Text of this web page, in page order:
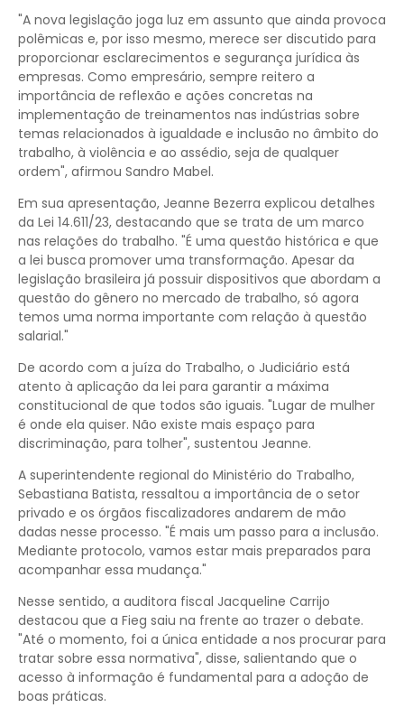
"A nova legislação joga luz em assunto que ainda provoca
polêmicas e, por isso mesmo, merece ser discutido para
proporcionar esclarecimentos e segurança jurídica às
empresas. Como empresário, sempre reitero a
importância de reflexão e ações concretas na
implementação de treinamentos nas indústrias sobre
temas relacionados à igualdade e inclusão no âmbito do
trabalho, à violência e ao assédio, seja de qualquer
ordem", afirmou Sandro Mabel.
Em sua apresentação, Jeanne Bezerra explicou detalhes
da Lei 14.611/23, destacando que se trata de um marco
nas relações do trabalho. "É uma questão histórica e que
a lei busca promover uma transformação. Apesar da
legislação brasileira já possuir dispositivos que abordam a
questão do gênero no mercado de trabalho, só agora
temos uma norma importante com relação à questão
salarial."
De acordo com a juíza do Trabalho, o Judiciário está
atento à aplicação da lei para garantir a máxima
constitucional de que todos são iguais. "Lugar de mulher
é onde ela quiser. Não existe mais espaço para
discriminação, para tolher", sustentou Jeanne.
A superintendente regional do Ministério do Trabalho,
Sebastiana Batista, ressaltou a importância de o setor
privado e os órgãos fiscalizadores andarem de mão
dadas nesse processo. "É mais um passo para a inclusão.
Mediante protocolo, vamos estar mais preparados para
acompanhar essa mudança."
Nesse sentido, a auditora fiscal Jacqueline Carrijo
destacou que a Fieg saiu na frente ao trazer o debate.
"Até o momento, foi a única entidade a nos procurar para
tratar sobre essa normativa", disse, salientando que o
acesso à informação é fundamental para a adoção de
boas práticas.